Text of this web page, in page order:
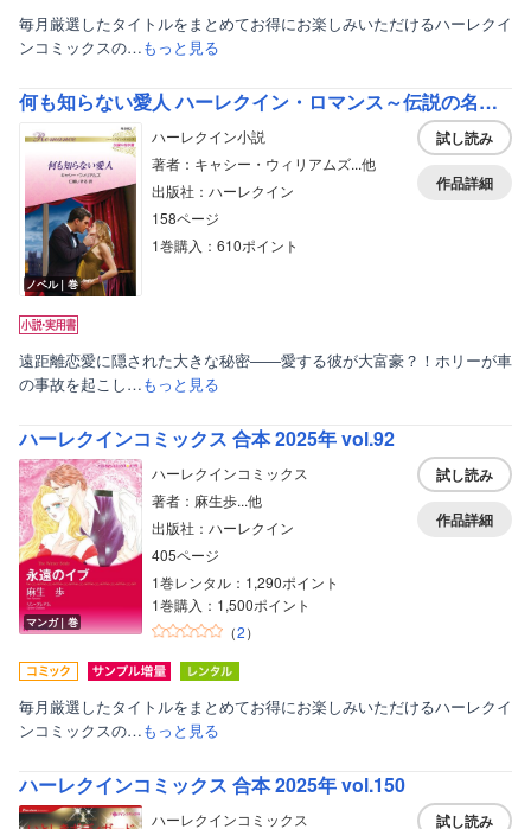
毎月厳選したタイトルをまとめてお得にお楽しみいただけるハーレクイ
ンコミックスの…もっと見る
何も知らない愛人 ハーレクイン・ロマンス～伝説の名作選～【ハーレクイン・ロマンス版】
ノベル｜巻
ハーレクイン小説
著者：キャシー・ウィリアムズ...他
出版社：ハーレクイン
158ページ
1巻購入：610ポイント
試し読み
作品詳細
遠距離恋愛に隠された大きな秘密――愛する彼が大富豪？！ホリーが車
の事故を起こし…もっと見る
ハーレクインコミックス 合本 2025年 vol.92
マンガ｜巻
ハーレクインコミックス
著者：麻生歩...他
出版社：ハーレクイン
405ページ
1巻レンタル：1,290ポイント
1巻購入：1,500ポイント
（2）
試し読み
作品詳細
毎月厳選したタイトルをまとめてお得にお楽しみいただけるハーレクイ
ンコミックスの…もっと見る
ハーレクインコミックス 合本 2025年 vol.150
ハーレクインコミックス
試し読み